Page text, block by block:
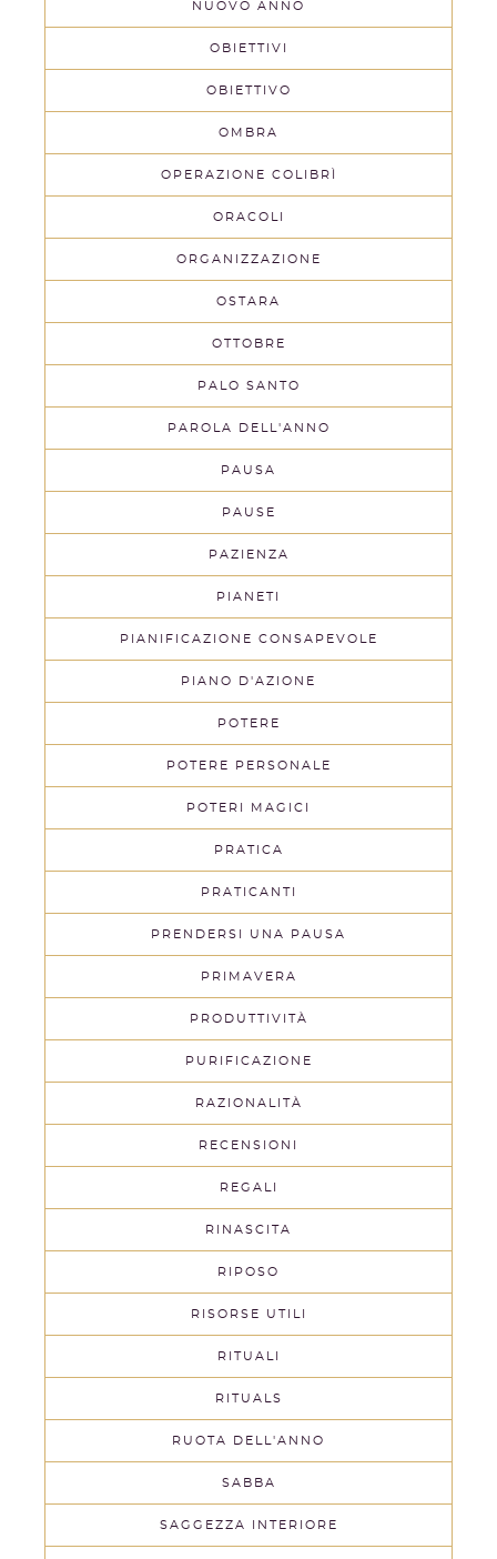
NUOVO ANNO
OBIETTIVI
OBIETTIVO
OMBRA
OPERAZIONE COLIBRÌ
ORACOLI
ORGANIZZAZIONE
OSTARA
OTTOBRE
PALO SANTO
PAROLA DELL'ANNO
PAUSA
PAUSE
PAZIENZA
PIANETI
PIANIFICAZIONE CONSAPEVOLE
PIANO D'AZIONE
POTERE
POTERE PERSONALE
POTERI MAGICI
PRATICA
PRATICANTI
PRENDERSI UNA PAUSA
PRIMAVERA
PRODUTTIVITÀ
PURIFICAZIONE
RAZIONALITÀ
RECENSIONI
REGALI
RINASCITA
RIPOSO
RISORSE UTILI
RITUALI
RITUALS
RUOTA DELL'ANNO
SABBA
SAGGEZZA INTERIORE